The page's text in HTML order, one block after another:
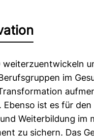
weiterzuentwickeln
im
ist es für
Weiterbildung im
zu sichern. Das